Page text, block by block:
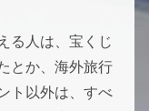
る人は、宝くじ
とか、海外旅行
ト以外は、すべ